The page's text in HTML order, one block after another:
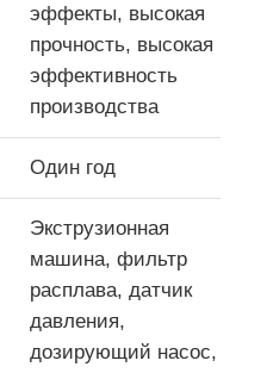
доски
листов из ПП
эффекты, высокая
прочность, высокая
эффективность
производства
Один год
Экструзионная
машина, фильтр
расплава, датчик
давления,
дозирующий насос,